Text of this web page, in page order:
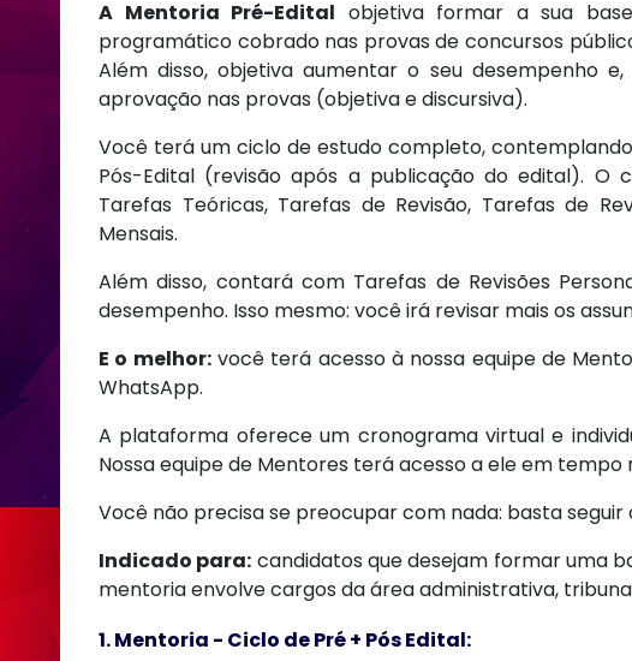
A Mentoria Pré-Edital objetiva formar a sua
programático cobrado nas provas de concursos
Além disso, objetiva aumentar o seu desempenho
aprovação nas provas (objetiva e discursiva).
Você terá um ciclo de estudo completo,
Pós-Edital (revisão após a publicação do edital). O
Tarefas Teóricas, Tarefas de Revisão, Tarefas de
Mensais.
Além disso, contará com Tarefas de Revisões
desempenho. Isso mesmo: você irá revisar mais os
E o melhor:você terá acesso à nossa equipe de
WhatsApp.
A plataforma oferece um cronograma virtual e
Nossa equipe de Mentores terá acesso a ele em tempo
Você não precisa se preocupar com nada: basta
Indicado para: candidatos que desejam formar uma
mentoria envolve cargos da área administrativa,
1. Mentoria - Ciclo de Pré + Pós Edital: